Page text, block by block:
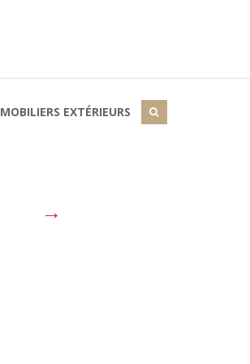
MOBILIERS EXTÉRIEURS
→